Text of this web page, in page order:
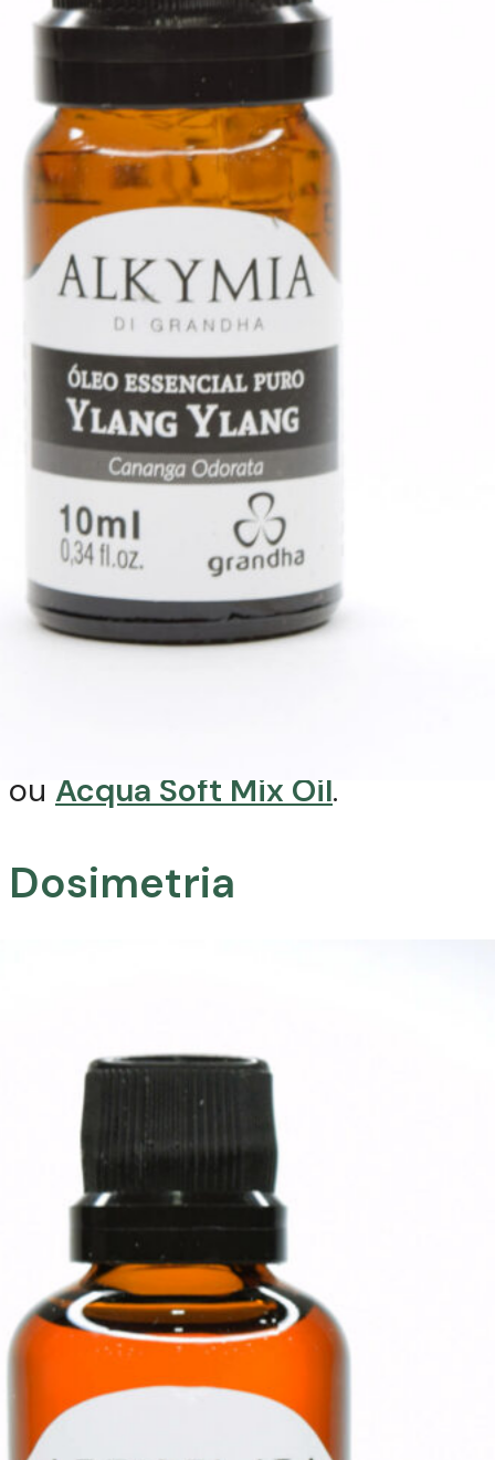
utilizados com óleos essenciais:
Aplica-se o Blend
dos óleos essenciais e óleos
vegetais nos pés, previamente
higienizados e secos, pausando
entre 5 e 10 minutos, para
depois imergi-los em água
quente– variação de
temperatura entre 35 e 39°C,
levando em conta a tolerância
de quem está sendo cuidado
tempo de imersão pode variar
entre 10 e 15 minutos. Durante o
tempo de ação, pode-se aplicar
técnicas manuais relaxantes nos
pés, até as panturrilhas. Fazer a
ou Acqua Soft Mix Oil.
Dosimetria
10 ml de óleo vegetal;
Até 4 gotas de óleo essencial;
5 litros de água com
temperatura entre 35 e 39°C.
Água: 5 litros (entre 35º C a 39º
Sugestão:
Blend: